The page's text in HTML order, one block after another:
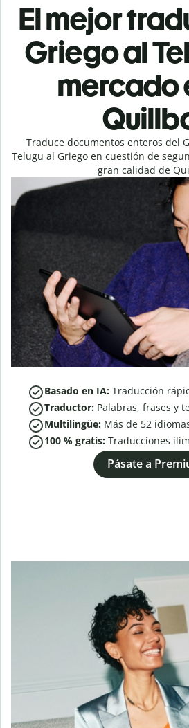
El mejor
Griego al
mercado
Traduce documentos enteros del
Telugu al Griego en cuestión de
gran calidad de
Basado en IA: Traducción
Traductor: Palabras, frases y
Multilingüe: Más de 52
100 % gratis: Traducciones
Pásate a